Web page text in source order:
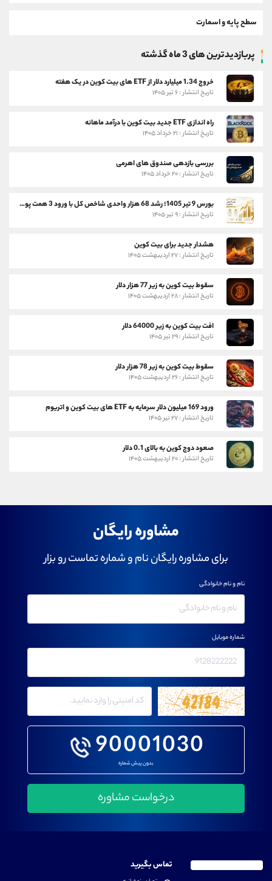
سطح پایه و اسمارت
پربازدیدترین های 3 ماه گذشته
خروج 1.34 میلیارد دلار از ETF های بیت کوین در یک هفته
تاریخ انتشار : ۶ تیر ۱۴۰۵
راه اندازی ETF جدید بیت کوین با درآمد ماهانه
تاریخ انتشار : ۲۱ خرداد ۱۴۰۵
بررسی بازدهی صندوق های اهرمی
تاریخ انتشار : ۲۰ خرداد ۱۴۰۵
بورس 9 تیر 1405؛ رشد 68 هزار واحدی شاخص کل با ورود 3 همت پول حقیقی
تاریخ انتشار : ۹ تیر ۱۴۰۵
هشدار جدید برای بیت کوین
تاریخ انتشار : ۲۷ اردیبهشت ۱۴۰۵
سقوط بیت کوین به زیر 77 هزار دلار
تاریخ انتشار : ۲۸ اردیبهشت ۱۴۰۵
افت بیت کوین به زیر 64000 دلار
تاریخ انتشار : ۲۹ تیر ۱۴۰۵
سقوط بیت کوین به زیر 78 هزار دلار
تاریخ انتشار : ۲۶ اردیبهشت ۱۴۰۵
ورود 169 میلیون دلار سرمایه به ETF های بیت کوین و اتریوم
تاریخ انتشار : ۲۷ تیر ۱۴۰۵
صعود دوج کوین به بالای 0.1 دلار
تاریخ انتشار : ۲۰ اردیبهشت ۱۴۰۵
مشاوره رایگان
برای مشاوره رایگان نام و شماره تماست رو بزار
90001030
بدون پیش شماره
نام و نام خانوادگی
شماره موبایل
تماس بگیرید